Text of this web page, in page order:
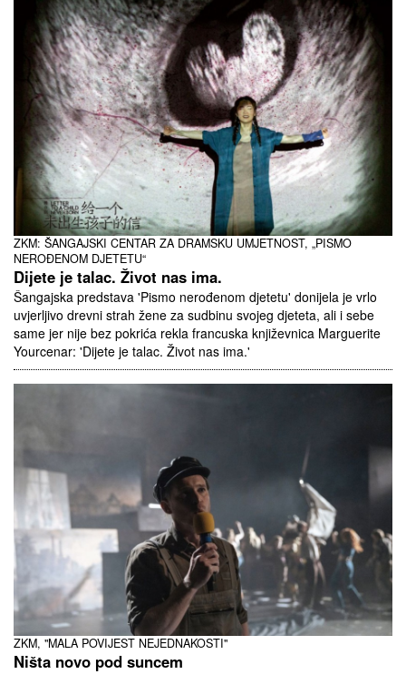
ZKM: ŠANGAJSKI CENTAR ZA DRAMSKU UMJETNOST, „PISMO
NEROĐENOM DJETETU“
Dijete je talac. Život nas ima.
Šangajska predstava 'Pismo nerođenom djetetu' donijela je vrlo
uvjerljivo drevni strah žene za sudbinu svojeg djeteta, ali i sebe
same jer nije bez pokrića rekla francuska književnica Marguerite
Yourcenar: 'Dijete je talac. Život nas ima.'
ZKM, "MALA POVIJEST NEJEDNAKOSTI"
Ništa novo pod suncem